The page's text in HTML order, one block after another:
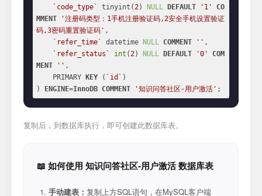
`code_type`
tinyint(2) NULL DEFAULT '1'
CO
MMENT
'注册码类型：1手机注册验证码,2安全手机设置验证
码,3密码重置验证码' ,
`refer_time`
datetime NULL COMMENT '' ,
`refer_status`
int (2) NULL DEFAULT '0'
COM
MENT
'' ,
    PRIMARY
KEY ( `id` )
)
ENGINE=InnoDB COMMENT '知识问答社区-用户激活' ;
复制后，到数据库执行，即可创建此数据库表。
📖 如何使用 知识问答社区-用户激活 数据库表
手动建表： 复制上方SQL语句，在MySQL客户端